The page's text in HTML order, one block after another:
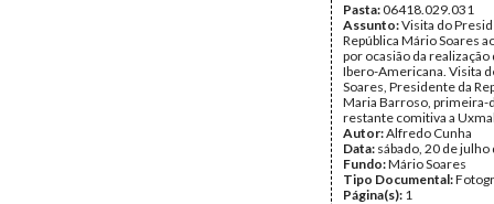
Pasta:06418.029.031
Assunto:Visita do
República Mário Soares
por ocasião da realização
Ibero-Americana. Visita
Soares, Presidente da
Maria Barroso, primeira-
restante comitiva a
Autor:Alfredo Cunha
Data: sábado, 20 de julho
Fundo:Mário Soares
Tipo Documental:
Página(s): 1